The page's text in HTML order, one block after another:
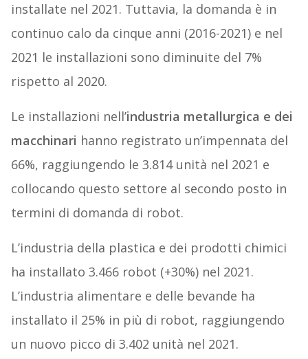
installate nel 2021. Tuttavia, la domanda è in
continuo calo da cinque anni (2016-2021) e nel
2021 le installazioni sono diminuite del 7%
rispetto al 2020.
Le installazioni nell’industria metallurgica e dei
macchinari hanno registrato un’impennata del
66%, raggiungendo le 3.814 unità nel 2021 e
collocando questo settore al secondo posto in
termini di domanda di robot.
L’industria della plastica e dei prodotti chimici
ha installato 3.466 robot (+30%) nel 2021.
L’industria alimentare e delle bevande ha
installato il 25% in più di robot, raggiungendo
un nuovo picco di 3.402 unità nel 2021.